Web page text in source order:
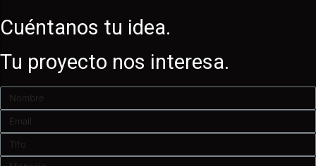
Cuéntanos tu idea.
Tu proyecto nos interesa.